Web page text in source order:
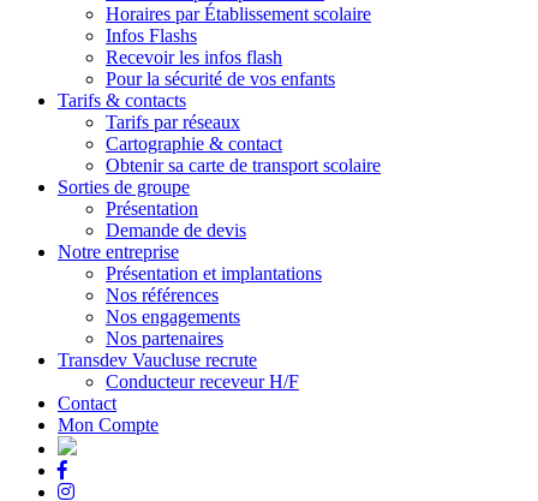
Horaires par Établissement scolaire
Infos Flashs
Recevoir les infos flash
Pour la sécurité de vos enfants
Tarifs & contacts
Tarifs par réseaux
Cartographie & contact
Obtenir sa carte de transport scolaire
Sorties de groupe
Présentation
Demande de devis
Notre entreprise
Présentation et implantations
Nos références
Nos engagements
Nos partenaires
Transdev Vaucluse recrute
Conducteur receveur H/F
Contact
Mon Compte